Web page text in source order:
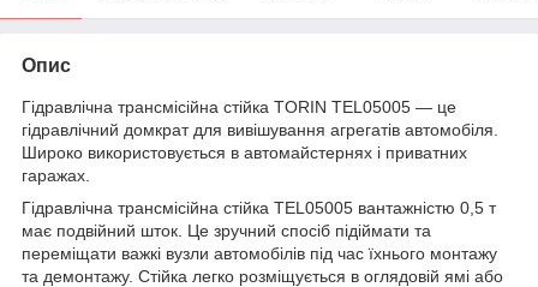
Опис
Гідравлічна трансмісійна стійка TORIN TEL05005 — це
гідравлічний домкрат для вивішування агрегатів автомобіля.
Широко використовується в автомайстернях і приватних
гаражах.
Гідравлічна трансмісійна стійка TEL05005 вантажністю 0,5 т
має подвійний шток. Це зручний спосіб підіймати та
переміщати важкі вузли автомобілів під час їхнього монтажу
та демонтажу. Стійка легко розміщується в оглядовій ямі або